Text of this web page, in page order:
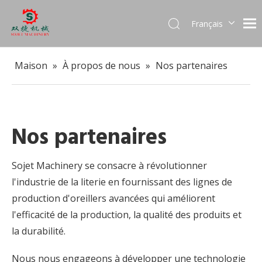
Français
Maison » À propos de nous » Nos partenaires
Nos partenaires
Sojet Machinery se consacre à révolutionner
l'industrie de la literie en fournissant des lignes de
production d'oreillers avancées qui améliorent
l'efficacité de la production, la qualité des produits et
la durabilité.
Nous nous engageons à développer une technologie